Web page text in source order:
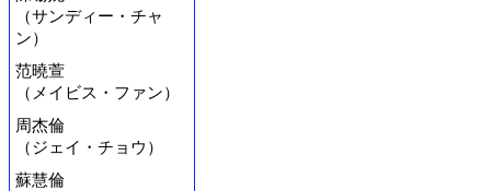
（サンディー・チャ
ン）
范曉萱
（メイビス・ファン）
周杰倫
（ジェイ・チョウ）
蘇慧倫